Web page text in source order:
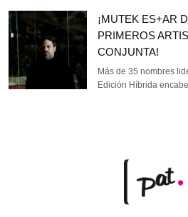
¡MUTEK ES+AR
PRIMEROS
CONJUNTA!
Más de 35 nombres
Edición Híbrida